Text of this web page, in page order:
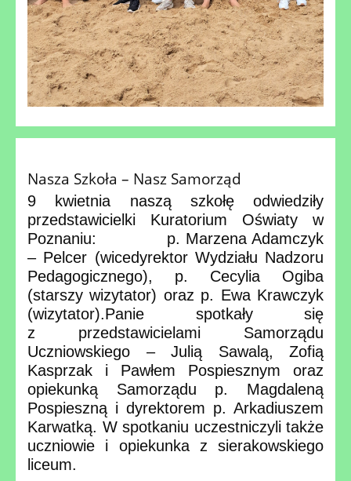
Nasza Szkoła – Nasz Samorząd
9 kwietnia naszą szkołę odwiedziły
przedstawicielki Kuratorium Oświaty w
Poznaniu: p. Marzena Adamczyk
– Pelcer (wicedyrektor Wydziału Nadzoru
Pedagogicznego), p. Cecylia Ogiba
(starszy wizytator) oraz p. Ewa Krawczyk
(wizytator).Panie spotkały się
z przedstawicielami Samorządu
Uczniowskiego – Julią Sawalą, Zofią
Kasprzak i Pawłem Pospiesznym oraz
opiekunką Samorządu p. Magdaleną
Pospieszną i dyrektorem p. Arkadiuszem
Karwatką. W spotkaniu uczestniczyli także
uczniowie i opiekunka z sierakowskiego
liceum.